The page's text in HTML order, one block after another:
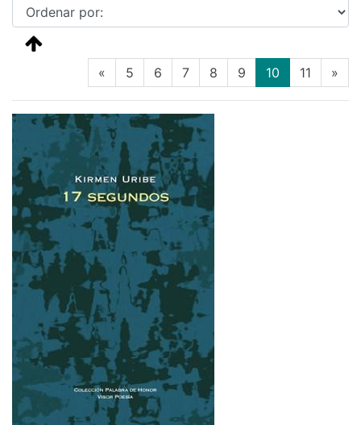
« 5 6 7 8 9 10 (current)
11 »